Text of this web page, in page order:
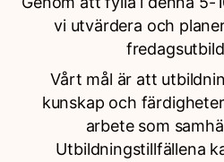
vi utvärdera och
Vårt mål är att
kunskap och
arbete som
Utbildningstillfällena